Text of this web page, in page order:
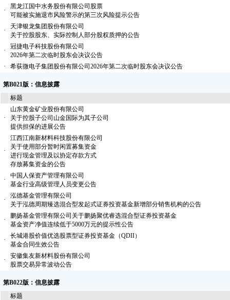
·
黑龙江国中水务股份有限公司股票
可能被实施退市风险警示的第三次风险提示公告
·
天津银龙集团股份有限公司
关于控股股东、实际控制人部分股权质押的公告
·
冠捷电子科技股份有限公司
2026年第二次临时股东会决议公告
·
希荻微电子集团股份有限公司2026年第二次临时股东会决议公告
第B021版：信息披露
标题
·
山东黄金矿业股份有限公司
关于控股子公司山金国际为其子公司
提供担保的进展公告
·
江西江南新材料科技股份有限公司
关于使用部分暂时闲置募集资金
进行现金管理及以协定存款方式
存放募集资金的公告
·
中国人保资产管理有限公司
基金行业高级管理人员变更公告
·
泓德基金管理有限公司
关于泓德周期臻选混合型发起式证券投资基金新增部分销售机构的公告
·
鹏扬基金管理有限公司关于鹏扬聚优睿选混合型证券投资基金
基金资产净值连续低于5000万元的提示性公告
·
长城港股价值优选股票型证券投资基金（QDII）
基金合同生效公告
·
安徽集友新材料股份有限公司
股票交易异常波动公告
第B022版：信息披露
标题